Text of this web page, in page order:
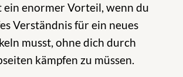
ein enormer Vorteil, wenn du
Verständnis für ein neues
musst, ohne dich durch
kämpfen zu müssen.